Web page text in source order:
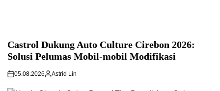
Castrol Dukung Auto Culture Cirebon 2026:
Solusi Pelumas Mobil-mobil Modifikasi
05.08.2026 Astrid Lin